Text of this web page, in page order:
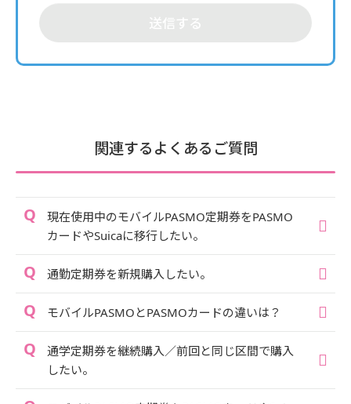
送信する
関連するよくあるご質問
現在使用中のモバイルPASMO定期券をPASMO
カードやSuicaに移行したい。
通勤定期券を新規購入したい。
モバイルPASMOとPASMOカードの違いは？
通学定期券を継続購入／前回と同じ区間で購入
したい。